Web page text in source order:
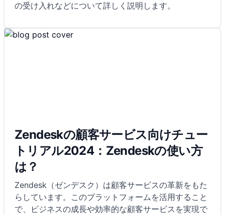
の受け入れなどについて詳しく説明します。
Zendeskの顧客サービス向けチュー
トリアル2024：Zendeskの使い方
は？
Zendesk（ゼンデスク）は顧客サービスの革新をもた
らしています。このプラットフォームを活用すること
で、ビジネスの成長や効率的な顧客サービスを実現で